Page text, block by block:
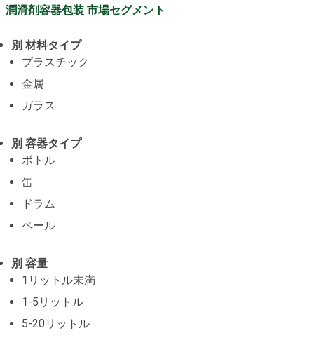
潤滑剤容器包装 市場セグメント
別 材料タイプ
プラスチック
金属
ガラス
別 容器タイプ
ボトル
缶
ドラム
ペール
別 容量
1リットル未満
1-5リットル
5-20リットル